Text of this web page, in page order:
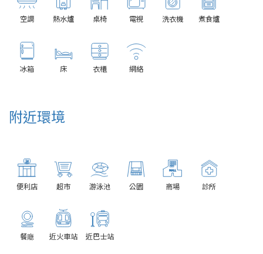
空調 熱水爐 桌椅 電視 洗衣機 煮食爐
冰箱 床 衣櫃 網絡
附近環境
便利店 超市 游泳池 公園 商場 診所
餐廰 近火車站 近巴士站